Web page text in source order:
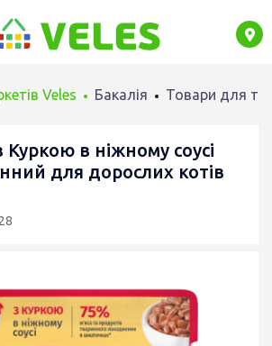
Veles Бакалія Товари для
в ніжному соусі
для дорослих котів